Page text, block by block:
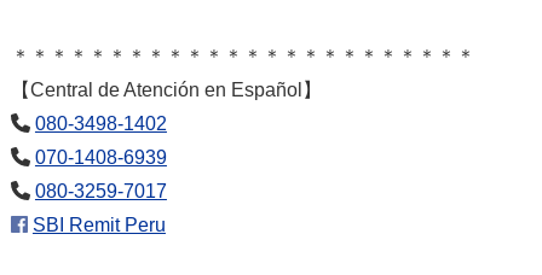
＊＊＊＊＊＊＊＊＊＊＊＊＊＊＊＊＊＊＊＊＊＊＊＊
【Central de Atención en Español】
080-3498-1402
070-1408-6939
080-3259-7017
SBI Remit Peru